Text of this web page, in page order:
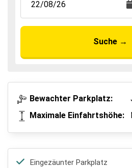
Suche →
Bewachter Parkplatz:
Maximale Einfahrtshöhe:
Eingezäunter Parkplatz